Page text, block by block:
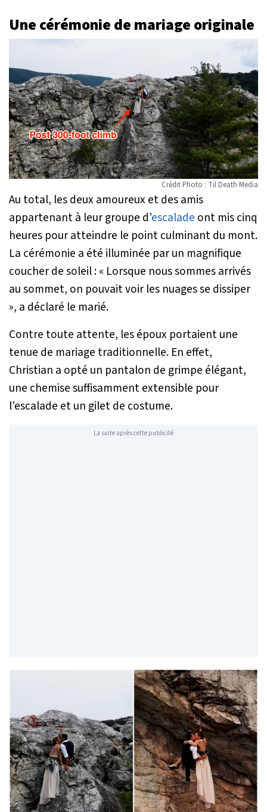
Une cérémonie de mariage originale
Crédit Photo : Til Death Media
Au total, les deux amoureux et des amis
appartenant à leur groupe d’escalade ont mis cinq
heures pour atteindre le point culminant du mont.
La cérémonie a été illuminée par un magnifique
coucher de soleil :« Lorsque nous sommes arrivés
au sommet, on pouvait voir les nuages se dissiper
», a déclaré le marié.
Contre toute attente, les époux portaient une
tenue de mariage traditionnelle. En effet,
Christian a opté un pantalon de grimpe élégant,
une chemise suffisamment extensible pour
l’escalade et un gilet de costume.
La suite après cette publicité